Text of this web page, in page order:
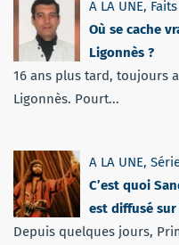
A LA UNE,
Où se cache
Ligonnès ?
16 ans plus tard, toujours
Ligonnès. Pourt...
A LA UNE,
C’est quoi
est diffusé sur
Depuis quelques jours,